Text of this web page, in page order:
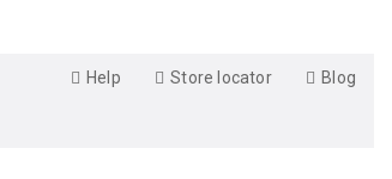
Help Store locator Blog